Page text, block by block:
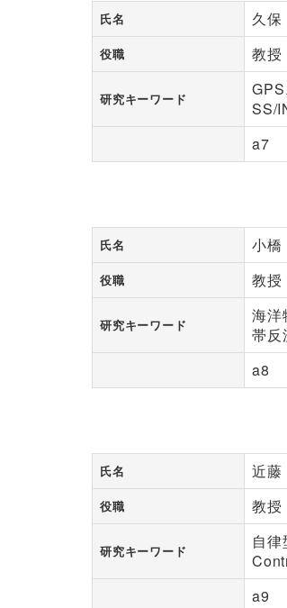
氏名 久
役職 教授
研究キーワード
SS/
a7
氏名 小
役職 教授
研究キーワード
海洋
帯反
a8
氏名 近
役職 教授
研究キーワード
自
a9